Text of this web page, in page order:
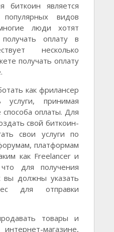
биткоин является
видов
люди хотят
оплату в
несколько
получать оплату
как фрилансер
услуги, принимая
способа оплаты. Для
свой биткоин-
свои услуги по
платформам
как Freelancer и
для получения
вы должны указать
для отправки
товары и
магазине,